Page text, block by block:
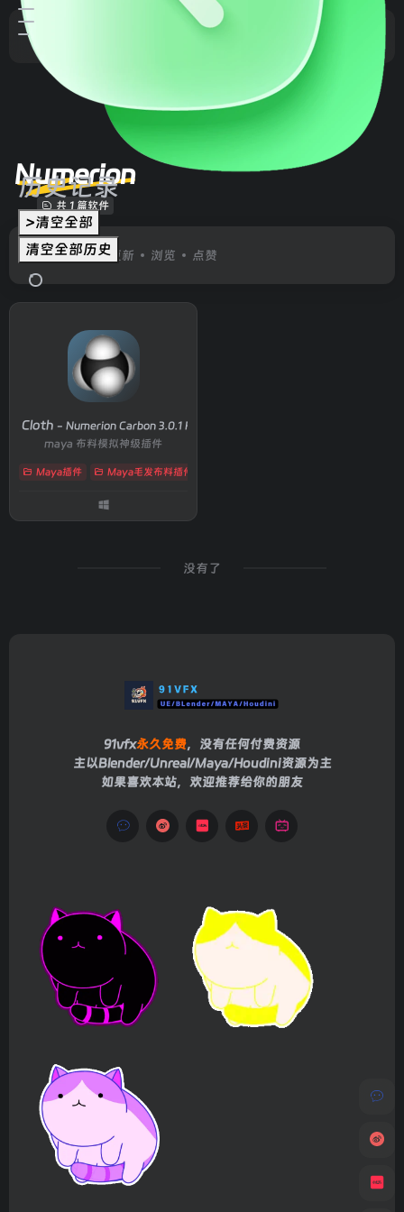
历史记录
>清空全部
清空全部历史
Numerion
共 1 篇软件
排序 发布 更新 浏览 点赞
Cloth - Numerion Carbon 3.0.1 For Maya 2023-2026
maya 布料模拟神级插件
Maya插件 Maya毛发布料插件
没有了
91vfx永久免费，没有任何付费资源
主以Blender/Unreal/Maya/Houdini资源为主
如果喜欢本站，欢迎推荐给你的朋友